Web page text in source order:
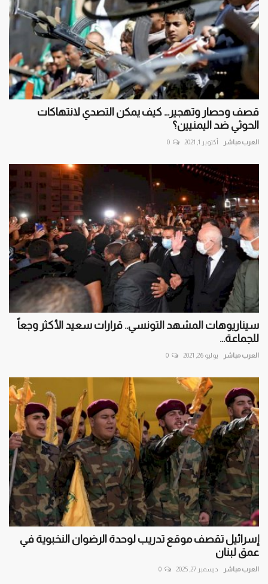
قصف وحصار وتهجير… كيف يمكن التصدي لانتهاكات
الحوثي ضد اليمنيين؟
العرب مباشر أكتوبر 1, 2021 0
سيناريوهات المشهد التونسي.. قرارات سعيد الأكثر وجعاً
للجماعة...
العرب مباشر يوليو 26, 2021 0
إسرائيل تقصف موقع تدريب لوحدة الرضوان النخبوية في
عمق لبنان
العرب مباشر ديسمبر 27, 2025 0